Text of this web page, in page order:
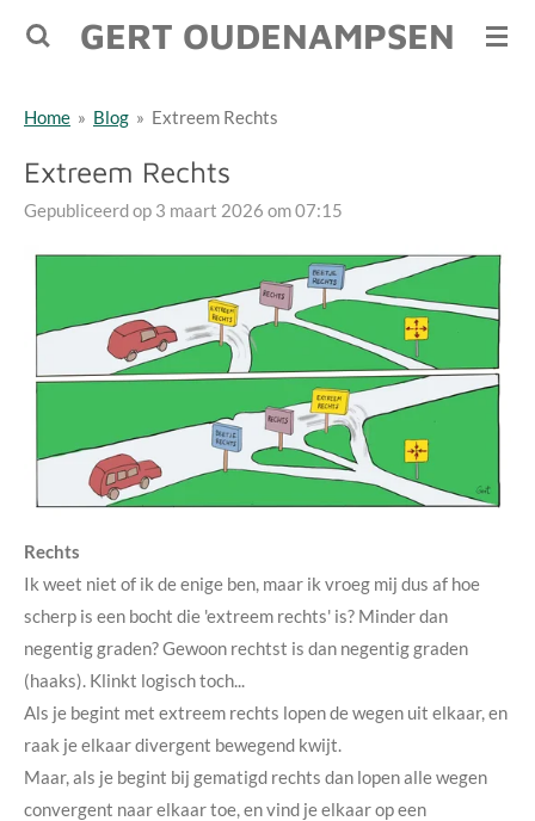
Ga
de
GERT OUDENAMPSEN
Home » Blog » Extreem Rechts
Extreem Rechts
Gepubliceerd op 3 maart 2026 om 07:15
Rechts
Ik weet niet of ik de enige ben, maar ik vroeg mij dus af hoe
scherp is een bocht die 'extreem rechts' is? Minder dan
negentig graden? Gewoon rechtst is dan negentig graden
(haaks). Klinkt logisch toch...
Als je begint met extreem rechts lopen de wegen uit elkaar, en
raak je elkaar divergent bewegend kwijt.
Maar, als je begint bij gematigd rechts dan lopen alle wegen
convergent naar elkaar toe, en vind je elkaar op een